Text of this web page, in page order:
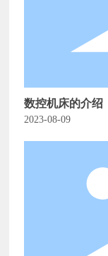
数控机床的介绍
2023-08-09